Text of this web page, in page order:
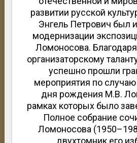
развитии русской
Энгель Петрович был
модернизации
Ломоносова.
организаторскому
успешно прошли
мероприятия по
дня рождения М.В.
рамках которых было
Полное собрание
Ломоносова
двухтомник его